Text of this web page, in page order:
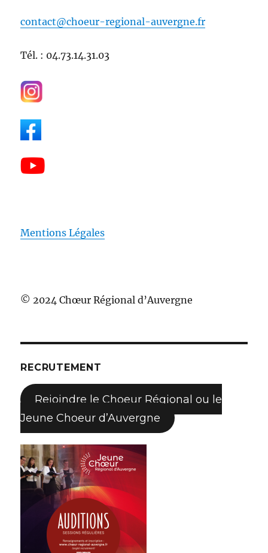
contact@choeur-regional-auvergne.fr
Tél. : 04.73.14.31.03
Mentions Légales
© 2024 Chœur Régional d’Auvergne
RECRUTEMENT
Rejoindre le Choeur Régional ou le
Jeune Choeur d’Auvergne